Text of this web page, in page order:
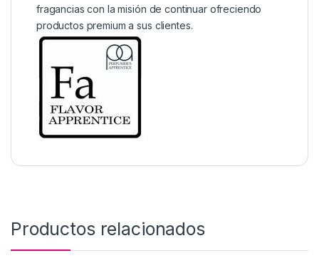
fragancias con la misión de continuar ofreciendo
productos premium a sus clientes.
Productos relacionados